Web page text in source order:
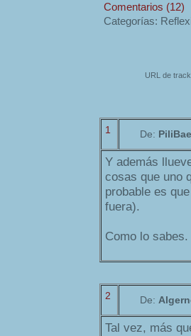
Comentarios (12)
Categorías:
URL de
1 De:
Y además
cosas que uno
probable es
fuera).
Como lo sabes.
2 De:
Tal vez, más